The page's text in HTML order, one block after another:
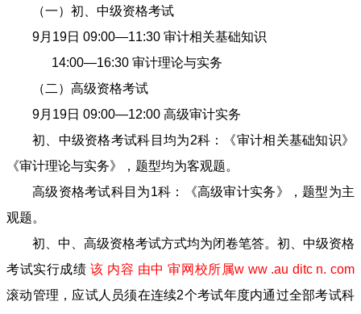
（一）初、中级资格考试
9月19日 09:00—11:30 审计相关基础知识
14:00—16:30 审计理论与实务
（二）高级资格考试
9月19日 09:00—12:00 高级审计实务
初、中级资格考试科目均为2科：《审计相关基础知识》
《审计理论与实务》，题型均为客观题。
高级资格考试科目为1科：《高级审计实务》，题型为主
观题。
初、中、高级资格考试方式均为闭卷笔答。初、中级资格
考试实行成绩 该 内容 由中 审网校所属w ww .au ditc n. com
滚动管理，应试人员须在连续2个考试年度内通过全部考试科